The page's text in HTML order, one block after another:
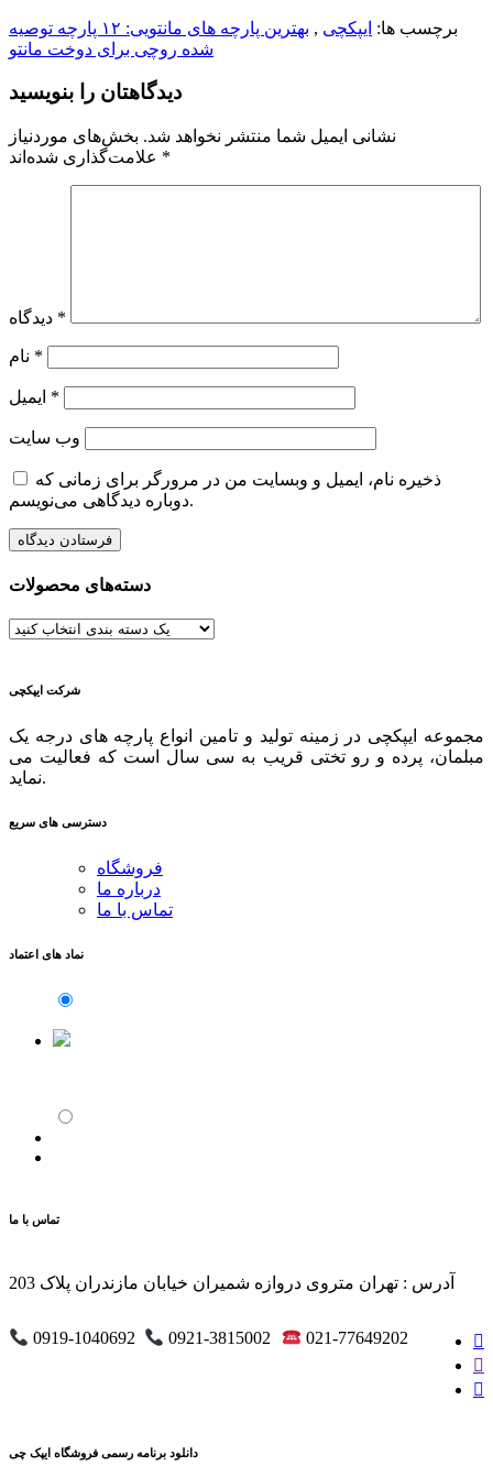
برچسب ها: ایپکچی ,
بهترین پارچه های مانتویی: ۱۲ پارچه توصیه
شده روچی برای دوخت مانتو
دیدگاهتان را بنویسید
نشانی ایمیل شما منتشر نخواهد شد. بخش‌های موردنیاز
*
*
*
*
وب‌ سایت
ذخیره نام، ایمیل و وبسایت من در مرورگر برای زمانی که
دوباره دیدگاهی می‌نویسم.
دسته‌های محصولات
شرکت ایپکچی
مجموعه ایپکچی در زمینه تولید و تامین انواع پارچه های درجه یک
مبلمان، پرده و رو تختی قریب به سی سال است که فعالیت می
نماید.
دسترسی های سریع
فروشگاه
درباره ما
تماس با ما
نماد های اعتماد
تماس با ما
آدرس : تهران متروی دروازه شمیران خیابان مازندران پلاک 203
0919-1040692 0921-3815002 021-77649202
دانلود برنامه رسمی فروشگاه ایپک چی